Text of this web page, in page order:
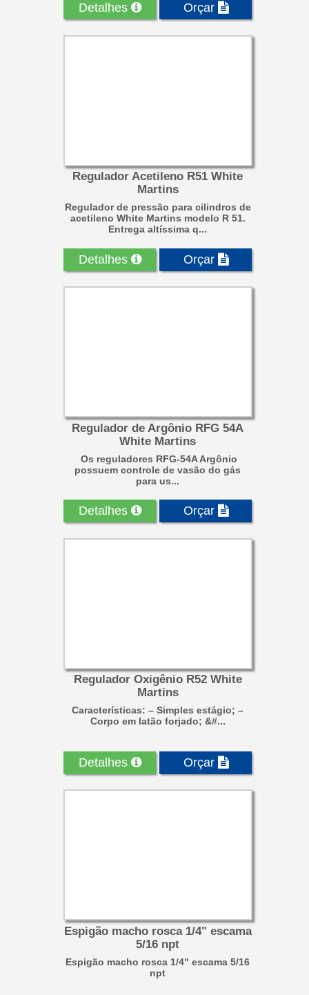
Detalhes Orçar
Regulador Acetileno R51 White
Martins
Regulador de pressão para cilindros de
acetileno White Martins modelo R 51.
Entrega altíssima q...
Detalhes Orçar
Regulador de Argônio RFG 54A
White Martins
Os reguladores RFG-54A Argônio
possuem controle de vasão do gás
para us...
Detalhes Orçar
Regulador Oxigênio R52 White
Martins
Características: – Simples estágio; –
Corpo em latão forjado; &#...
Detalhes Orçar
Espigão macho rosca 1/4" escama
5/16 npt
Espigão macho rosca 1/4" escama 5/16
npt